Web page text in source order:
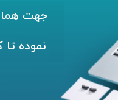
جهت
نموده